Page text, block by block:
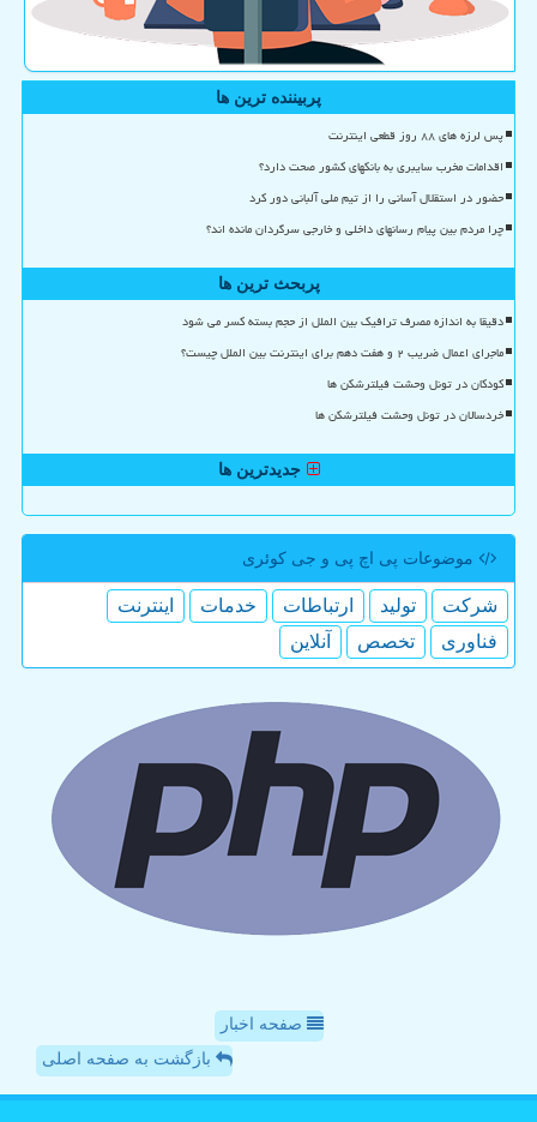
پربیننده ترین ها
پس لرزه های ۸۸ روز قطعی اینترنت
اقدامات مخرب سایبری به بانکهای کشور صحت دارد؟
حضور در استقلال آسانی را از تیم ملی آلبانی دور کرد
چرا مردم بین پیام رسانهای داخلی و خارجی سرگردان مانده اند؟
پربحث ترین ها
دقیقا به اندازه مصرف ترافیک بین الملل از حجم بسته کسر می شود
ماجرای اعمال ضریب ۲ و هفت دهم برای اینترنت بین الملل چیست؟
کودکان در تونل وحشت فیلترشکن ها
خردسالان در تونل وحشت فیلترشکن ها
جدیدترین ها
موضوعات پی اچ پی و جی كوئری
شركت تولید ارتباطات خدمات
اینترنت
فناوری
تخصص آنلاین
صفحه اخبار
بازگشت به صفحه اصلی